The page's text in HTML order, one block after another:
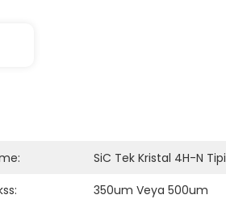
SiC Tek Kristal 4H-N Tipi
350um Veya 500um